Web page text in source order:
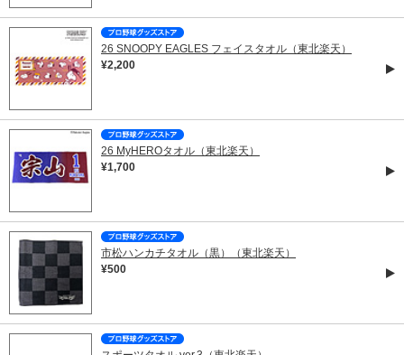
26 SNOOPY EAGLES フェイスタオル（東北楽天）
¥2,200
26 MyHEROタオル（東北楽天）
¥1,700
市松ハンカチタオル（黒）（東北楽天）
¥500